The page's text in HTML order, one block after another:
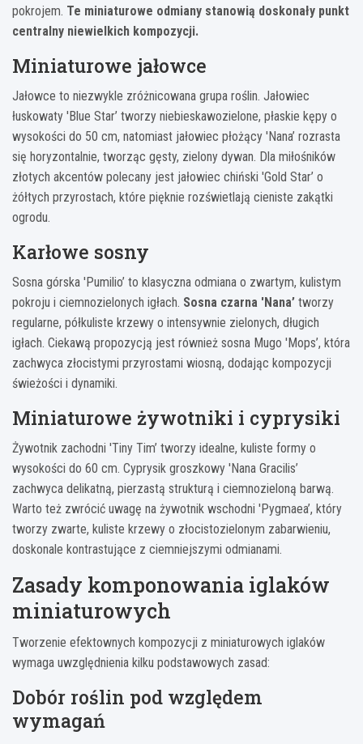
pokrojem. Te miniaturowe odmiany stanowią doskonały punkt
centralny niewielkich kompozycji.
Miniaturowe jałowce
Jałowce to niezwykle zróżnicowana grupa roślin. Jałowiec
łuskowaty 'Blue Star’ tworzy niebieskawozielone, płaskie kępy o
wysokości do 50 cm, natomiast jałowiec płożący 'Nana’ rozrasta
się horyzontalnie, tworząc gęsty, zielony dywan. Dla miłośników
złotych akcentów polecany jest jałowiec chiński 'Gold Star’ o
żółtych przyrostach, które pięknie rozświetlają cieniste zakątki
ogrodu.
Karłowe sosny
Sosna górska 'Pumilio’ to klasyczna odmiana o zwartym, kulistym
pokroju i ciemnozielonych igłach. Sosna czarna 'Nana’ tworzy
regularne, półkuliste krzewy o intensywnie zielonych, długich
igłach. Ciekawą propozycją jest również sosna Mugo 'Mops’, która
zachwyca złocistymi przyrostami wiosną, dodając kompozycji
świeżości i dynamiki.
Miniaturowe żywotniki i cyprysiki
Żywotnik zachodni 'Tiny Tim’ tworzy idealne, kuliste formy o
wysokości do 60 cm. Cyprysik groszkowy 'Nana Gracilis’
zachwyca delikatną, pierzastą strukturą i ciemnozieloną barwą.
Warto też zwrócić uwagę na żywotnik wschodni 'Pygmaea’, który
tworzy zwarte, kuliste krzewy o złocistozielonym zabarwieniu,
doskonale kontrastujące z ciemniejszymi odmianami.
Zasady komponowania iglaków
miniaturowych
Tworzenie efektownych kompozycji z miniaturowych iglaków
wymaga uwzględnienia kilku podstawowych zasad:
Dobór roślin pod względem
wymagań